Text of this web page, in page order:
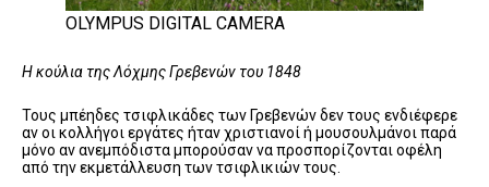
OLYMPUS DIGITAL CAMERA
Η κούλια της Λόχμης Γρεβενών του 1848
Τους μπέηδες τσιφλικάδες των Γρεβενών δεν τους ενδιέφερε
αν οι κολλήγοι εργάτες ήταν χριστιανοί ή μουσουλμάνοι παρά
μόνο αν ανεμπόδιστα μπορούσαν να προσπορίζονται οφέλη
από την εκμετάλλευση των τσιφλικιών τους.